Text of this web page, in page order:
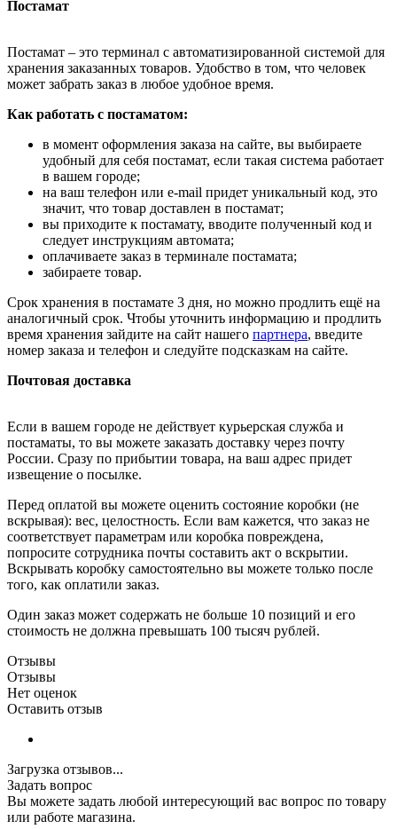
Постамат
Постамат – это терминал с автоматизированной системой для
хранения заказанных товаров. Удобство в том, что человек
может забрать заказ в любое удобное время.
Как работать с постаматом:
в момент оформления заказа на сайте, вы выбираете
удобный для себя постамат, если такая система работает
в вашем городе;
на ваш телефон или e-mail придет уникальный код, это
значит, что товар доставлен в постамат;
вы приходите к постамату, вводите полученный код и
следует инструкциям автомата;
оплачиваете заказ в терминале постамата;
забираете товар.
Срок хранения в постамате 3 дня, но можно продлить ещё на
аналогичный срок. Чтобы уточнить информацию и продлить
время хранения зайдите на сайт нашего партнера, введите
номер заказа и телефон и следуйте подсказкам на сайте.
Почтовая доставка
Если в вашем городе не действует курьерская служба и
постаматы, то вы можете заказать доставку через почту
России. Сразу по прибытии товара, на ваш адрес придет
извещение о посылке.
Перед оплатой вы можете оценить состояние коробки (не
вскрывая): вес, целостность. Если вам кажется, что заказ не
соответствует параметрам или коробка повреждена,
попросите сотрудника почты составить акт о вскрытии.
Вскрывать коробку самостоятельно вы можете только после
того, как оплатили заказ.
Один заказ может содержать не больше 10 позиций и его
стоимость не должна превышать 100 тысяч рублей.
Отзывы
Отзывы
Нет оценок
Оставить отзыв
Загрузка отзывов...
Задать вопрос
Вы можете задать любой интересующий вас вопрос по товару
или работе магазина.